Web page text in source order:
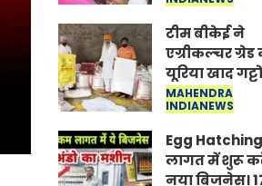
किसने शुरु की ये
परंपरा
टीम बीकेई ने
एग्रीकल्चर ग्रेड
यूरिया खाद
बदलकर
ग्रेड में बेचने
करवाई कार्रवाई:
लखविंदर सिंह
औलख
MAHENDRA
INDIANEWS
Egg
लागत में शुरू
नया बिजनेस।